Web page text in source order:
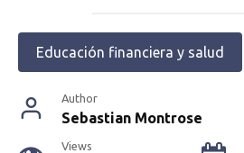
Educación financiera y salud
Author
Sebastian Montrose
Views